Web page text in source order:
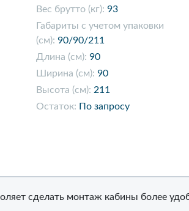
Вес брутто (кг): 93
Габариты с учетом упаковки
(см): 90/90/211
Длина (см): 90
Ширина (см): 90
Высота (см): 211
Остаток: По запросу
сделать монтаж кабины более